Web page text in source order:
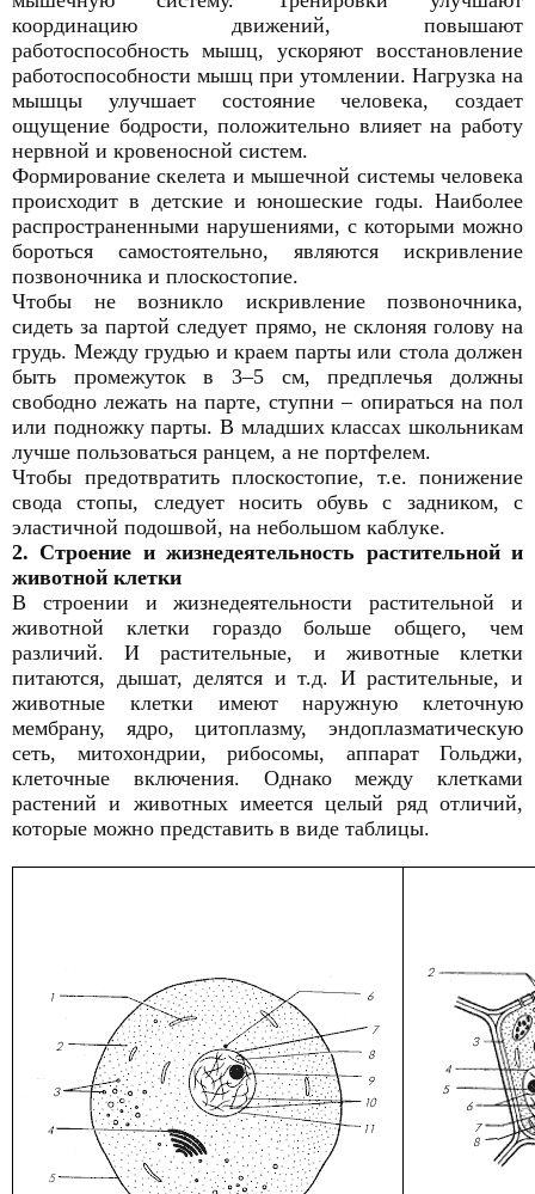
координацию движений, повышают
работоспособность мышц, ускоряют восстановление
работоспособности мышц при утомлении. Нагрузка на
мышцы улучшает состояние человека, создает
ощущение бодрости, положительно влияет на работу
нервной и кровеносной систем.
Формирование скелета и мышечной системы человека
происходит в детские и юношеские годы. Наиболее
распространенными нарушениями, с которыми можно
бороться самостоятельно, являются искривление
позвоночника и плоскостопие.
Чтобы не возникло искривление позвоночника,
сидеть за партой следует прямо, не склоняя голову на
грудь. Между грудью и краем парты или стола должен
быть промежуток в 3–5 см, предплечья должны
свободно лежать на парте, ступни – опираться на пол
или подножку парты. В младших классах школьникам
лучше пользоваться ранцем, а не портфелем.
Чтобы предотвратить плоскостопие, т.е. понижение
свода стопы, следует носить обувь с задником, с
эластичной подошвой, на небольшом каблуке.
2. Строение и жизнедеятельность растительной и
животной клетки
В строении и жизнедеятельности растительной и
животной клетки гораздо больше общего, чем
различий. И растительные, и животные клетки
питаются, дышат, делятся и т.д. И растительные, и
животные клетки имеют наружную клеточную
мембрану, ядро, цитоплазму, эндоплазматическую
сеть, митохондрии, рибосомы, аппарат Гольджи,
клеточные включения. Однако между клетками
растений и животных имеется целый ряд отличий,
которые можно представить в виде таблицы.